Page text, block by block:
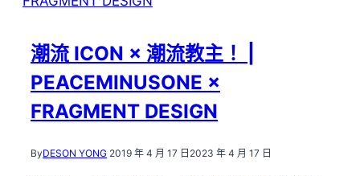
的
SUPREME
×
村
潮流 ICON × 潮流教主！ |
PEACEMINUSONE ×
FRAGMENT DESIGN
ByDESON YONG 2019 年 4 月 17 日 2023 年 4 月 17 日